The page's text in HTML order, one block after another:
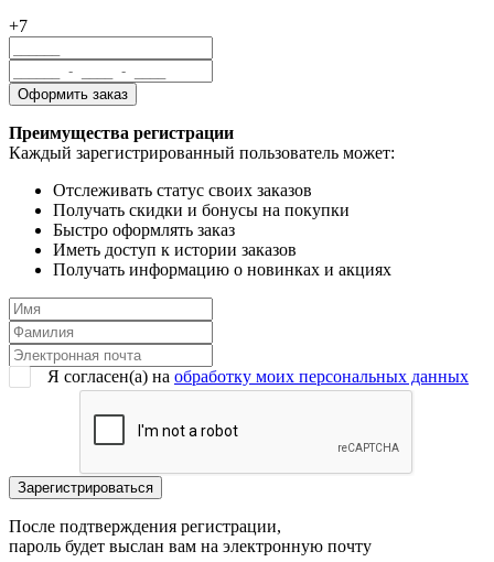
+7
Преимущества регистрации
Каждый зарегистрированный пользователь может:
Отслеживать статус своих заказов
Получать скидки и бонусы на покупки
Быстро оформлять заказ
Иметь доступ к истории заказов
Получать информацию о новинках и акциях
Я согласен(a) на обработку моих персональных данных
После подтверждения регистрации,
пароль будет выслан вам на электронную почту